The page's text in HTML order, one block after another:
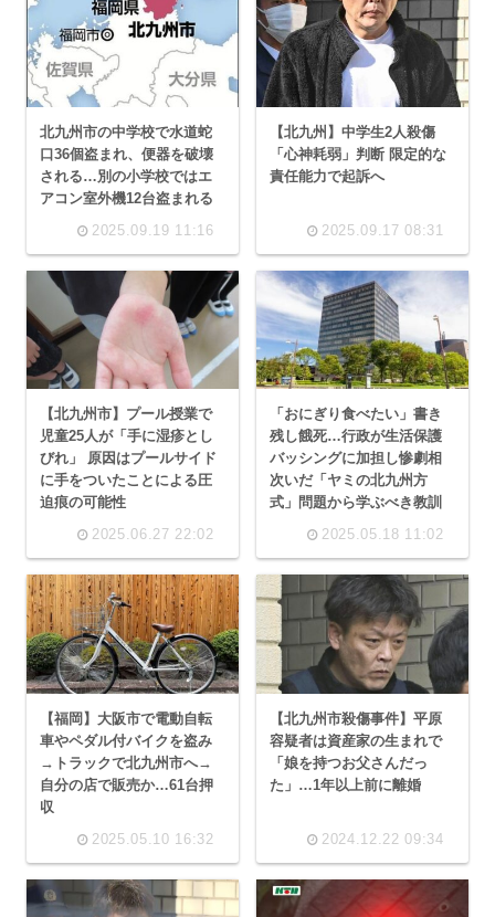
北九州市の中学校で水道蛇
口36個盗まれ、便器を破壊
される…別の小学校ではエ
アコン室外機12台盗まれる
2025.09.19 11:16
【北九州】中学生2人殺傷
「心神耗弱」判断 限定的な
責任能力で起訴へ
2025.09.17 08:31
【北九州市】プール授業で
児童25人が「手に湿疹とし
びれ」 原因はプールサイド
に手をついたことによる圧
迫痕の可能性
2025.06.27 22:02
「おにぎり食べたい」書き
残し餓死…行政が生活保護
バッシングに加担し惨劇相
次いだ「ヤミの北九州方
式」問題から学ぶべき教訓
2025.05.18 11:02
【福岡】大阪市で電動自転
車やペダル付バイクを盗み
→トラックで北九州市へ→
自分の店で販売か…61台押
収
2025.05.10 16:32
【北九州市殺傷事件】平原
容疑者は資産家の生まれで
「娘を持つお父さんだっ
た」…1年以上前に離婚
2024.12.22 09:34